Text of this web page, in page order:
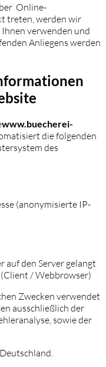
Online-
treten, werden wir
verwenden und
Anliegens werden
www.buecherei-
die folgenden
des
(anonymisierte IP-
auf den Server gelangt
/ Webbrowser)
Zwecken verwendet
ausschließlich der
sowie der